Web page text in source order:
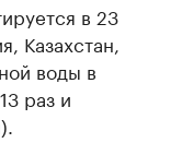
в 23
Казахстан,
воды в
раз и